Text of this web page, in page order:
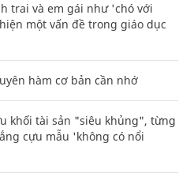
trai và em gái như 'chó với
một vấn đề trong giáo dục
hàm cơ bản cần nhớ
khối tài sản "siêu khủng", từng
cựu mẫu 'không có nổi